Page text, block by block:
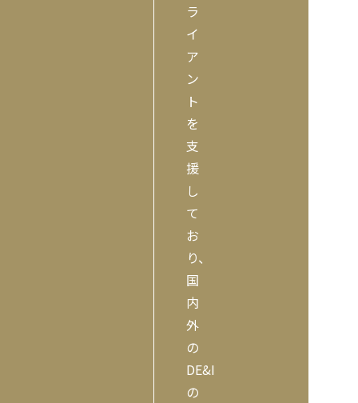
ラ
イ
ア
ン
ト
を
支
援
し
て
お
り、
国
内
外
の
DE&I
の